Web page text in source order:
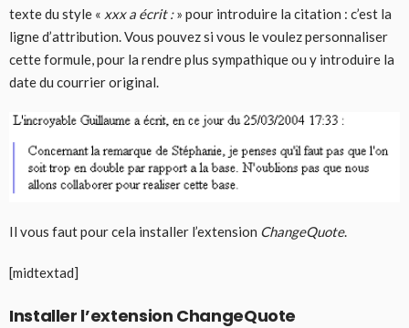
texte du style « xxx a écrit :» pour introduire la citation : c’est la
ligne d’attribution. Vous pouvez si vous le voulez personnaliser
cette formule, pour la rendre plus sympathique ou y introduire la
date du courrier original.
Il vous faut pour cela installer l’extension ChangeQuote.
[midtextad]
Installer l’extension ChangeQuote